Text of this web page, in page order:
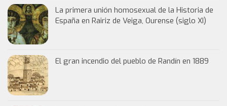
La primera unión homosexual de la Historia de
España en Rairiz de Veiga, Ourense (siglo XI)
El gran incendio del pueblo de Randín en 1889